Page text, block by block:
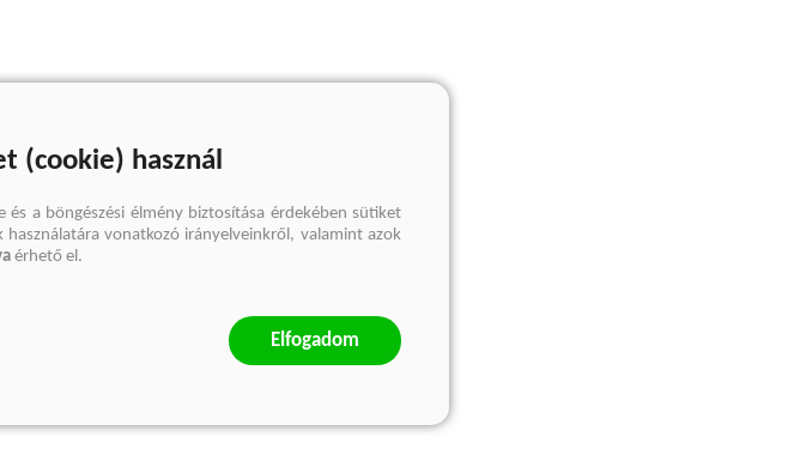
(cookie) használ
a böngészési élmény biztosítása érdekében sütiket
vonatkozó irányelveinkről, valamint azok
érhető el.
Elfogadom